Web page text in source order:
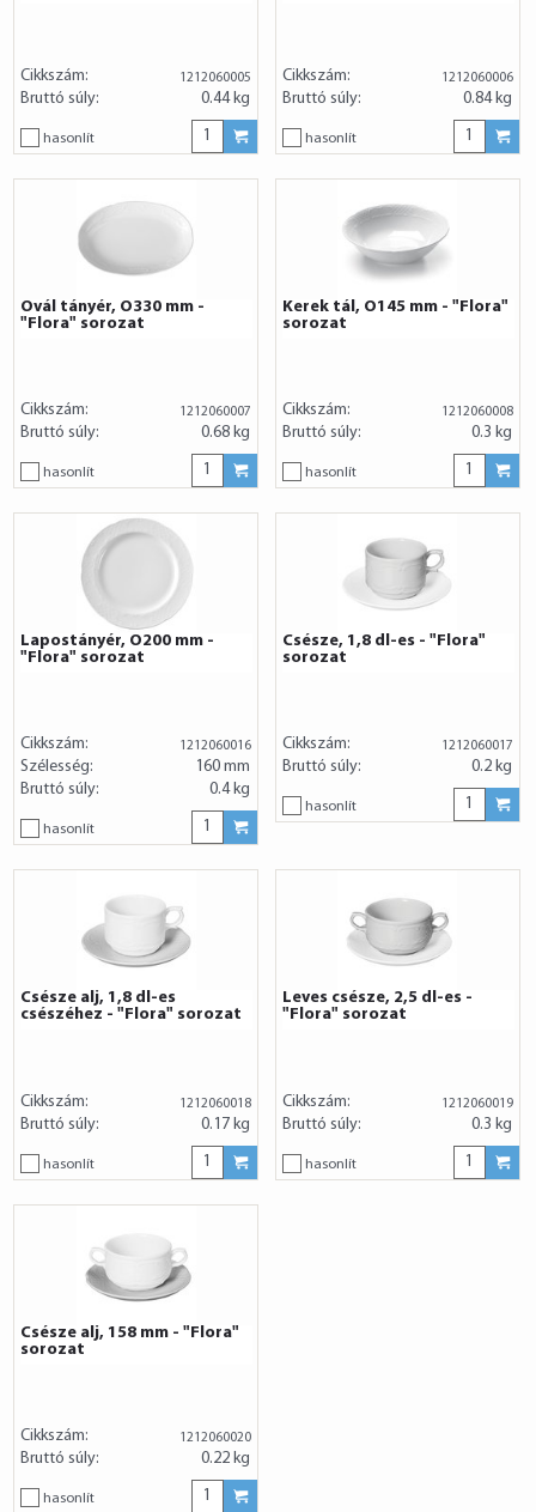
Cikkszám: 1212060005
Bruttó súly: 0.44 kg
hasonlít
Cikkszám: 1212060006
Bruttó súly: 0.84 kg
hasonlít
Ovál tányér, O330 mm -
"Flora" sorozat
Cikkszám: 1212060007
Bruttó súly: 0.68 kg
hasonlít
Kerek tál, O145 mm - "Flora"
sorozat
Cikkszám: 1212060008
Bruttó súly: 0.3 kg
hasonlít
Lapostányér, O200 mm -
"Flora" sorozat
Cikkszám: 1212060016
Szélesség:
160 mm
Bruttó súly:
0.4 kg
hasonlít
Csésze, 1,8 dl-es - "Flora"
sorozat
Cikkszám: 1212060017
Bruttó súly: 0.2 kg
hasonlít
Csésze alj, 1,8 dl-es
csészéhez - "Flora" sorozat
Cikkszám: 1212060018
Bruttó súly: 0.17 kg
hasonlít
Leves csésze, 2,5 dl-es -
"Flora" sorozat
Cikkszám: 1212060019
Bruttó súly: 0.3 kg
hasonlít
Csésze alj, 158 mm - "Flora"
sorozat
Cikkszám: 1212060020
Bruttó súly: 0.22 kg
hasonlít